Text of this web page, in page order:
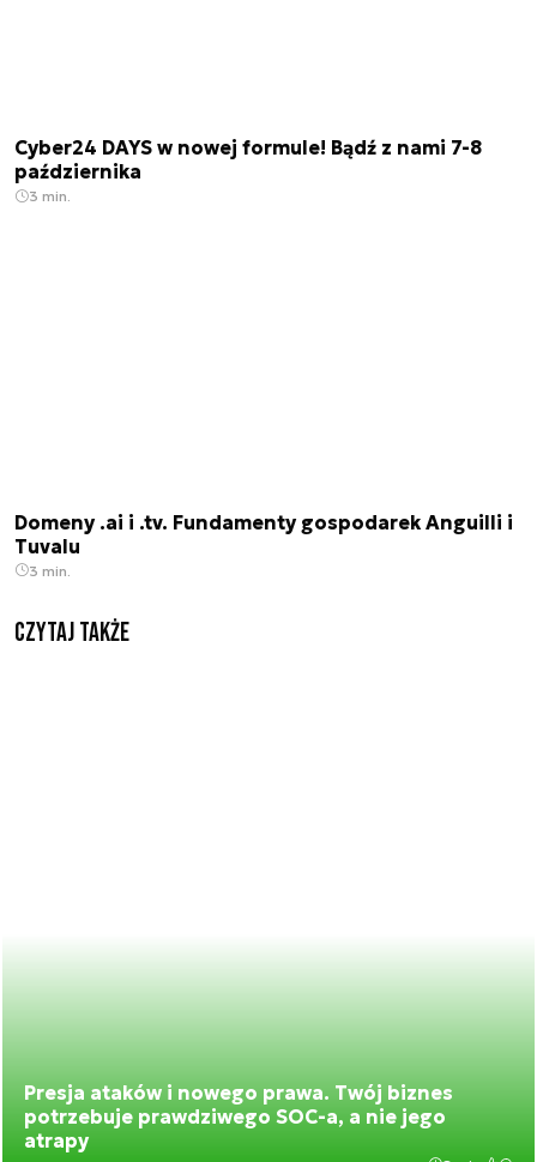
Cyber24 DAYS w nowej formule! Bądź z nami 7-8
października
3 min.
Domeny .ai i .tv. Fundamenty gospodarek Anguilli i
Tuvalu
3 min.
Czytaj także
Presja ataków i nowego prawa. Twój biznes
potrzebuje prawdziwego SOC-a, a nie jego
atrapy